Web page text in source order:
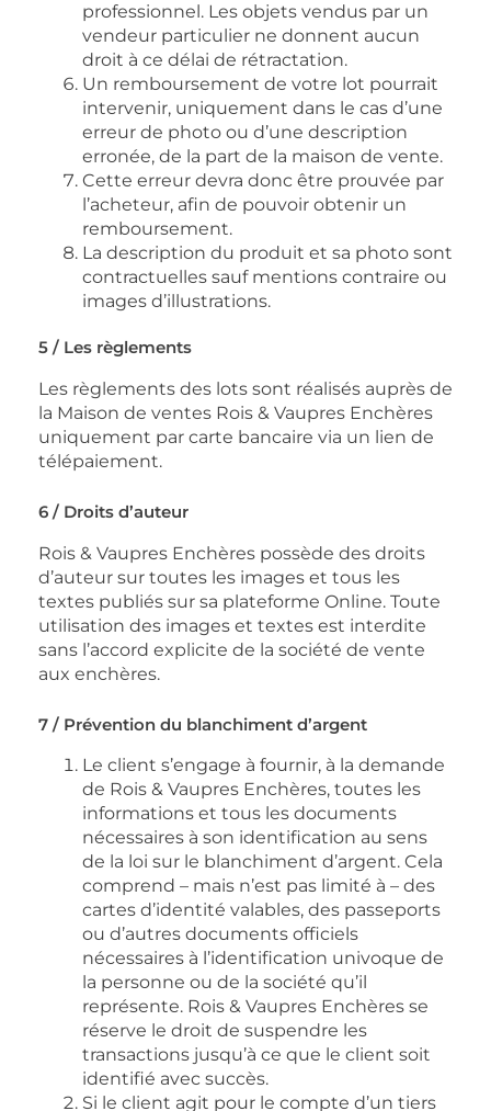
professionnel. Les objets vendus par un
vendeur particulier ne donnent aucun
droit à ce délai de rétractation.
Un remboursement de votre lot pourrait
intervenir, uniquement dans le cas d’une
erreur de photo ou d’une description
erronée, de la part de la maison de vente.
Cette erreur devra donc être prouvée par
l’acheteur, afin de pouvoir obtenir un
remboursement.
La description du produit et sa photo sont
contractuelles sauf mentions contraire ou
images d’illustrations.
5 / Les règlements
Les règlements des lots sont réalisés auprès de
la Maison de ventes Rois & Vaupres Enchères
uniquement par carte bancaire via un lien de
télépaiement.
6 / Droits d’auteur
Rois & Vaupres Enchères possède des droits
d’auteur sur toutes les images et tous les
textes publiés sur sa plateforme Online. Toute
utilisation des images et textes est interdite
sans l’accord explicite de la société de vente
aux enchères.
7 / Prévention du blanchiment d’argent
Le client s’engage à fournir, à la demande
de Rois & Vaupres Enchères, toutes les
informations et tous les documents
nécessaires à son identification au sens
de la loi sur le blanchiment d’argent. Cela
comprend – mais n’est pas limité à – des
cartes d’identité valables, des passeports
ou d’autres documents officiels
nécessaires à l’identification univoque de
la personne ou de la société qu’il
représente. Rois & Vaupres Enchères se
réserve le droit de suspendre les
transactions jusqu’à ce que le client soit
identifié avec succès.
Si le client agit pour le compte d’un tiers